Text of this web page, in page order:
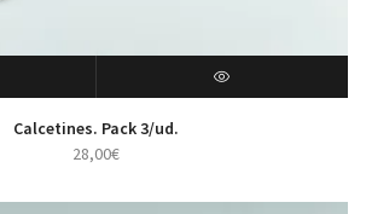
Calcetines. Pack 3/ud.
28,00€